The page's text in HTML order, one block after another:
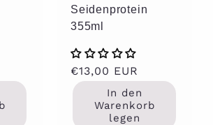
Seidenprotein
355ml
Normaler
Preis
€13,00 EUR
In den
Warenkorb
legen